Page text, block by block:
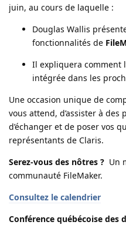
juin, au cours de laquelle :
Douglas Wallis
fonctionnalités de
Il expliquera comment
intégrée dans les
Une occasion unique de
vous attend, d’assister à des
d’échanger et de poser vos
représentants de Claris.
Serez-vous des nôtres ? Un
communauté FileMaker.
Consultez le calendrier
Conférence québécoise des